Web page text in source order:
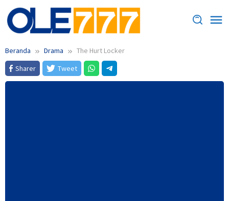
Loncat
ke
konten
Beranda Drama
The Hurt Locker
Sharer
Tweet